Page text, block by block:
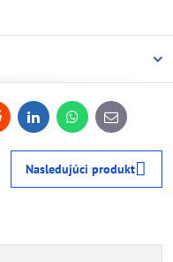
LinkedInWhatsApp
E-
mail
Nasledujúci produkt